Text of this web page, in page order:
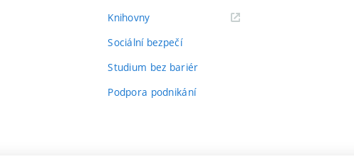
Knihovny(externí
Sociální bezpečí
Studium bez bariér
Podpora podnikání